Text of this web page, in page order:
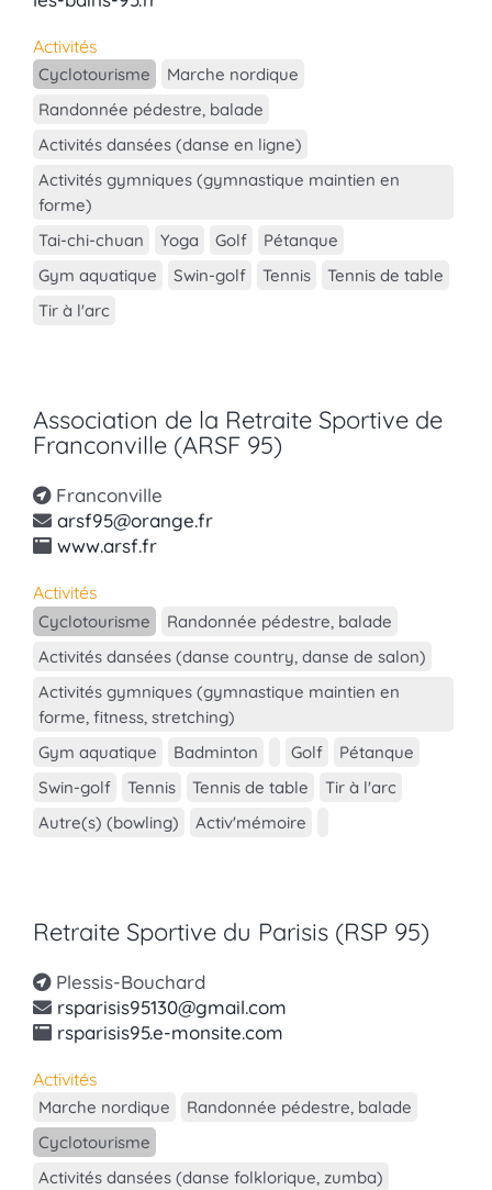
Activités
Cyclotourisme
Marche nordique
Randonnée pédestre, balade
Activités dansées (danse en ligne)
Activités gymniques (gymnastique maintien en
forme)
Tai-chi-chuan
Yoga Golf
Pétanque
Gym aquatique
Swin-golf Tennis
Tennis de table
Tir à l'arc
Association de la Retraite Sportive de
Franconville (ARSF 95)
Franconville
arsf95@orange.fr
www.arsf.fr
Activités
Cyclotourisme
Randonnée pédestre, balade
Activités dansées (danse country, danse de salon)
Activités gymniques (gymnastique maintien en
forme, fitness, stretching)
Gym aquatique
Badminton Golf
Pétanque
Swin-golf
Tennis Tennis de table
Tir à l'arc
Autre(s) (bowling)
Activ'mémoire
Retraite Sportive du Parisis (RSP 95)
Plessis-Bouchard
rsparisis95130@gmail.com
rsparisis95.e-monsite.com
Activités
Marche nordique
Randonnée pédestre, balade
Cyclotourisme
Activités dansées (danse folklorique, zumba)